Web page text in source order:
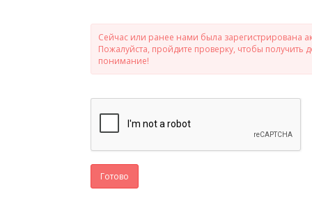
Сейчас или ранее нами была зарегистрирована
Пожалуйста, пройдите проверку, чтобы
понимание!
Готово